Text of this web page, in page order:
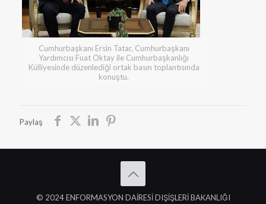
Cumhurbaşkanı Ersin Tatar, Cumhurbaşkanı
Yardımcısı Fuat Oktay ile Cumhurbaşkanlığı
Külliyesinde düzenlediği ortak basın toplantısında
konuştu.
Paylaş
© 2024 ENFORMASYON DAİRESİ DIŞİŞLERİ BAKANLIĞI